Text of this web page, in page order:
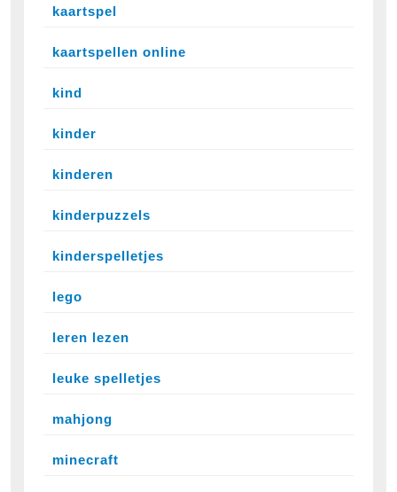
kaartspel
kaartspellen online
kind
kinder
kinderen
kinderpuzzels
kinderspelletjes
lego
leren lezen
leuke spelletjes
mahjong
minecraft